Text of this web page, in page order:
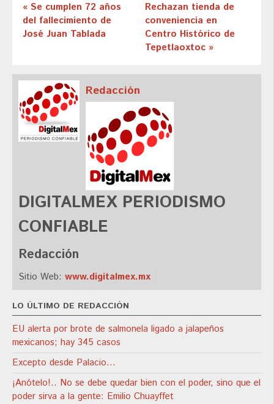
« Se cumplen 72 años
del fallecimiento de
José Juan Tablada
Rechazan tienda de
conveniencia en
Centro Histórico de
Tepetlaoxtoc »
Redacción
DIGITALMEX PERIODISMO
CONFIABLE
Redacción
Sitio Web: www.digitalmex.mx
LO ÚLTIMO DE REDACCIÓN
EU alerta por brote de salmonela ligado a jalapeños
mexicanos; hay 345 casos
Excepto desde Palacio…
¡Anótelo!.. No se debe quedar bien con el poder, sino que el
poder sirva a la gente: Emilio Chuayffet